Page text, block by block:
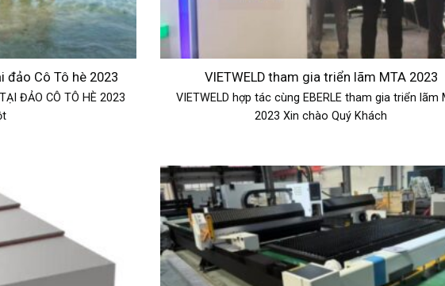
đảo Cô Tô hè 2023
ĐẢO CÔ TÔ HÈ 2023
VIETWELD tham gia triển lãm MTA 2023
VIETWELD hợp tác cùng EBERLE tham gia triển lãm
2023 Xin chào Quý Khách